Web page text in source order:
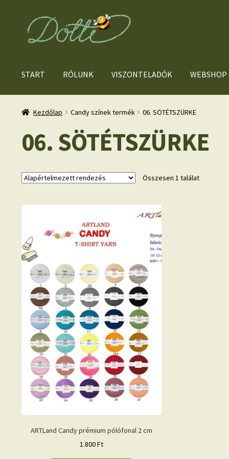
Ugrás
navigációhoz
Kilépés
tartalomba
START RÓLUNK VISZONTELADÓK WEBSHOP
Kezdőlap Candy színek termék 06. SÖTÉTSZÜRKE
06. SÖTÉTSZÜRKE
Összesen 1 találat
ARTLand Candy prémium pólófonal 2 cm
1.800Ft